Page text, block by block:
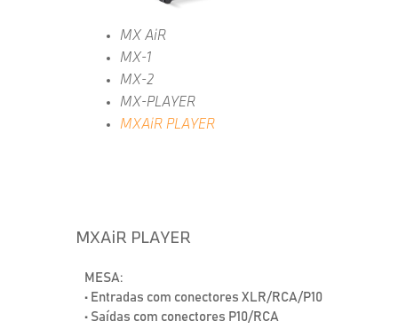
MX AiR
MX-1
MX-2
MX-PLAYER
MXAiR PLAYER
MXAiR PLAYER
MESA:
• Entradas com conectores XLR/RCA/P10
• Saídas com conectores P10/RCA